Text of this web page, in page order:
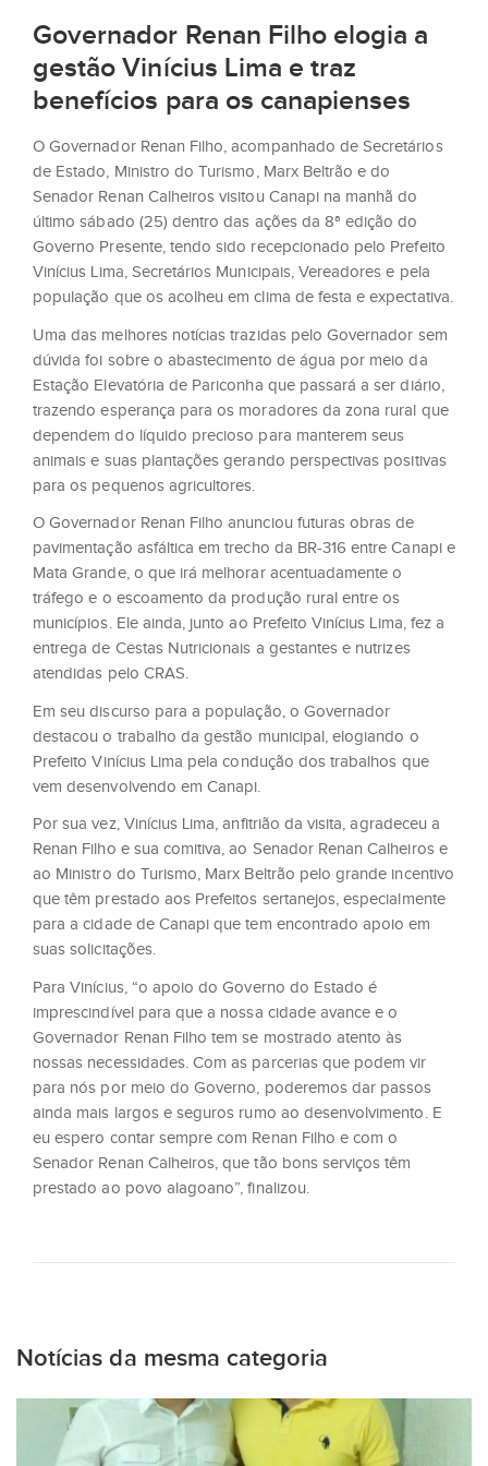
Governador Renan Filho elogia a
gestão Vinícius Lima e traz
benefícios para os canapienses
O Governador Renan Filho, acompanhado de Secretários
de Estado, Ministro do Turismo, Marx Beltrão e do
Senador Renan Calheiros visitou Canapi na manhã do
último sábado (25) dentro das ações da 8ª edição do
Governo Presente, tendo sido recepcionado pelo Prefeito
Vinícius Lima, Secretários Municipais, Vereadores e pela
população que os acolheu em clima de festa e expectativa.
Uma das melhores notícias trazidas pelo Governador sem
dúvida foi sobre o abastecimento de água por meio da
Estação Elevatória de Pariconha que passará a ser diário,
trazendo esperança para os moradores da zona rural que
dependem do líquido precioso para manterem seus
animais e suas plantações gerando perspectivas positivas
para os pequenos agricultores.
O Governador Renan Filho anunciou futuras obras de
pavimentação asfáltica em trecho da BR-316 entre Canapi e
Mata Grande, o que irá melhorar acentuadamente o
tráfego e o escoamento da produção rural entre os
municípios. Ele ainda, junto ao Prefeito Vinícius Lima, fez a
entrega de Cestas Nutricionais a gestantes e nutrizes
atendidas pelo CRAS.
Em seu discurso para a população, o Governador
destacou o trabalho da gestão municipal, elogiando o
Prefeito Vinícius Lima pela condução dos trabalhos que
vem desenvolvendo em Canapi.
Por sua vez, Vinícius Lima, anfitrião da visita, agradeceu a
Renan Filho e sua comitiva, ao Senador Renan Calheiros e
ao Ministro do Turismo, Marx Beltrão pelo grande incentivo
que têm prestado aos Prefeitos sertanejos, especialmente
para a cidade de Canapi que tem encontrado apoio em
suas solicitações.
Para Vinícius, “o apoio do Governo do Estado é
imprescindível para que a nossa cidade avance e o
Governador Renan Filho tem se mostrado atento às
nossas necessidades. Com as parcerias que podem vir
para nós por meio do Governo, poderemos dar passos
ainda mais largos e seguros rumo ao desenvolvimento. E
eu espero contar sempre com Renan Filho e com o
Senador Renan Calheiros, que tão bons serviços têm
prestado ao povo alagoano”, finalizou.
Notícias da mesma categoria